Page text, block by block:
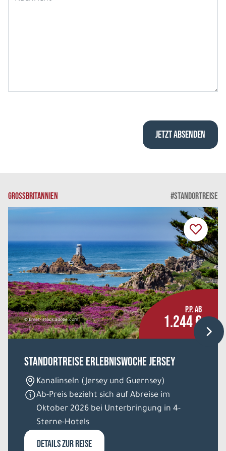
GROSSBRITANNIEN #STANDORTREISE
© Emel - stock.adobe.com
P.P. AB
1.244 €
Standortreise Erlebniswoche Jersey
Kanalinseln (Jersey und Guernsey)
Ab-Preis bezieht sich auf Abreise im
Oktober 2026 bei Unterbringung in 4-
Sterne-Hotels
DETAILS ZUR REISE